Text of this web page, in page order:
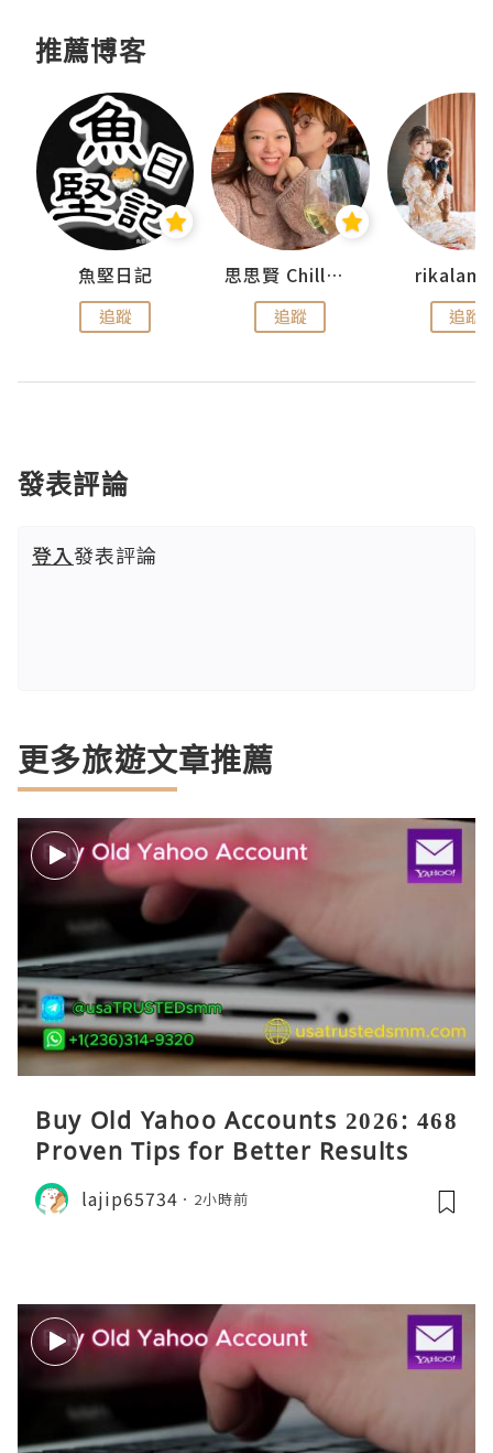
推薦博客
魚堅日記
追蹤
思思賢 ChillMyBabe
追蹤 追蹤
發表評論
登入發表評論
更多旅遊文章推薦
Buy Old Yahoo Accounts 2026: 468
Proven Tips for Better Results
lajip65734 2小時前